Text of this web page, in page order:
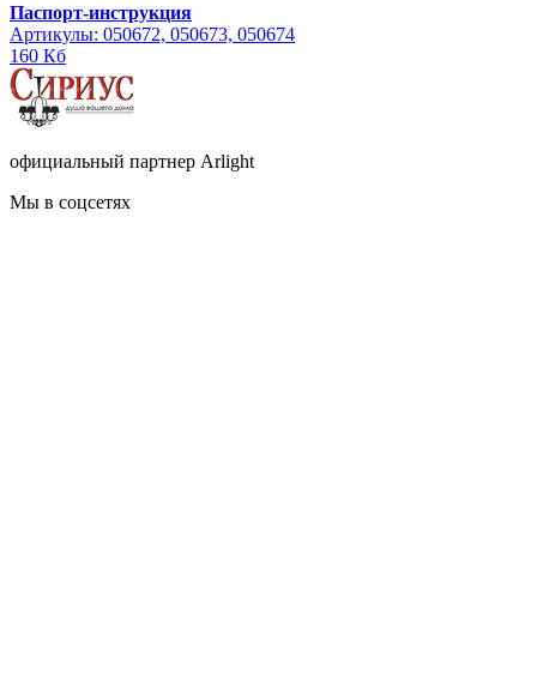
Паспорт-инструкция
Артикулы: 050672, 050673, 050674
160 Кб
официальный партнер Arlight
Мы в соцсетях